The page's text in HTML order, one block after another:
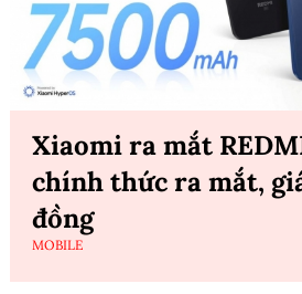
Xiaomi ra mắt
chính thức ra mắt,
đồng
MOBILE